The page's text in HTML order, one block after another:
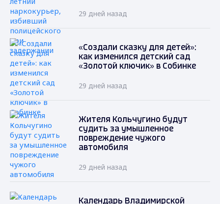
29 дней назад
«Создали сказку для детей»:
как изменился детский сад
«Золотой ключик» в Собинке
29 дней назад
Жителя Кольчугино будут
судить за умышленное
повреждение чужого
автомобиля
29 дней назад
Календарь Владимирской